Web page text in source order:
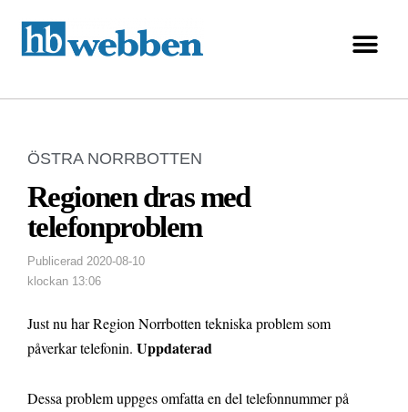
ÖSTRA NORRBOTTEN
Regionen dras med
telefonproblem
Publicerad 2020-08-10
klockan 13:06
Just nu har Region Norrbotten tekniska problem som
påverkar telefonin. Uppdaterad
Dessa problem uppges omfatta en del telefonnummer på